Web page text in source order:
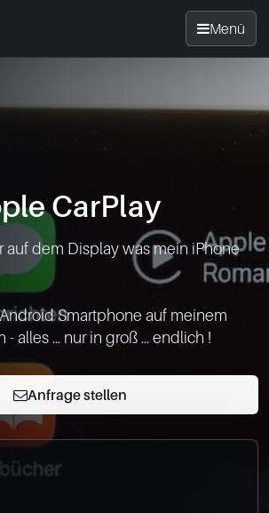
Menü
CarPlay
auf dem Display was mein iPhone
Smartphone auf meinem
Anfrage stellen